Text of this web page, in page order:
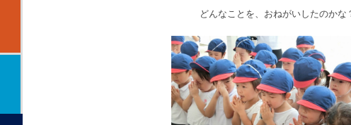
どんなことを、おねがいしたのかな